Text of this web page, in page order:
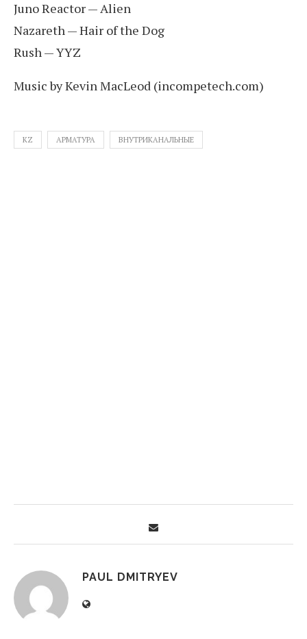
Juno Reactor — Alien
Nazareth — Hair of the Dog
Rush — YYZ
Music by Kevin MacLeod (incompetech.com)
KZ АРМАТУРА ВНУТРИКАНАЛЬНЫЕ
PAUL DMITRYEV